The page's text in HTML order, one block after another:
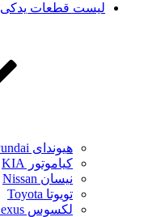
لیست قطعات یدکی
هیوندای Hyundai
کیاموتور KIA
نیسان Nissan
تویوتا Toyota
لکسوس Lexus